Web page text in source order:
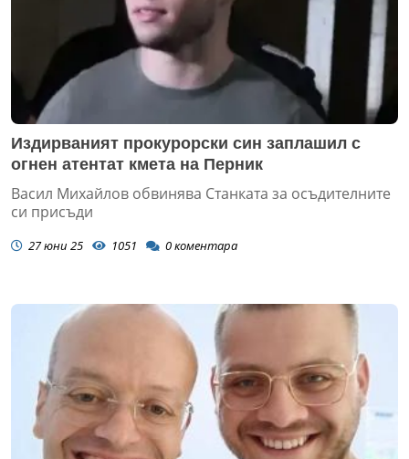
Издирваният прокурорски син заплашил с
огнен атентат кмета на Перник
Васил Михайлов обвинява Станката за осъдителните
си присъди
27 юни 25 1051 0коментара